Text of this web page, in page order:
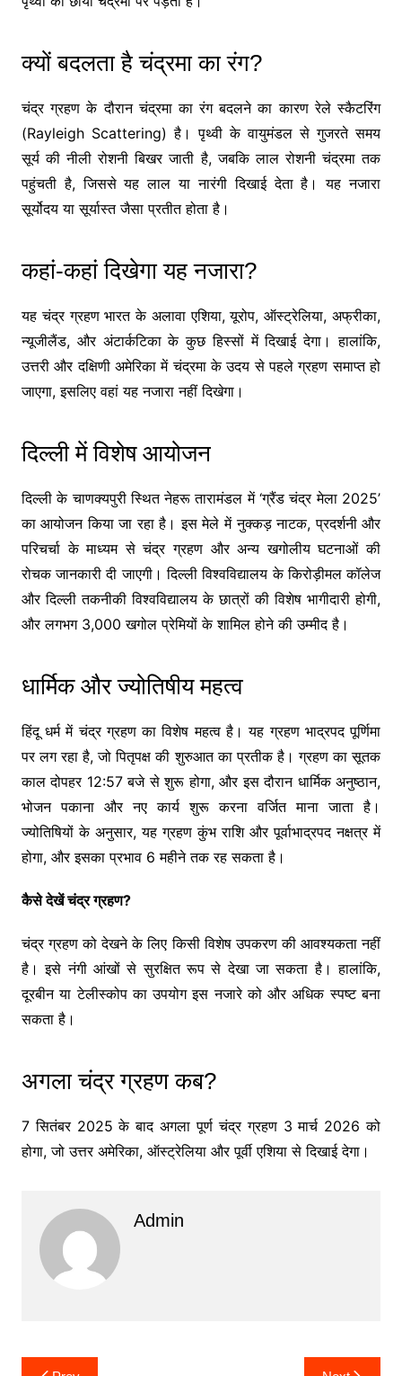
क्यों बदलता है चंद्रमा का रंग?
चंद्र ग्रहण के दौरान चंद्रमा का रंग बदलने का कारण रेले स्कैटरिंग
(Rayleigh Scattering) है। पृथ्वी के वायुमंडल से गुजरते समय
सूर्य की नीली रोशनी बिखर जाती है, जबकि लाल रोशनी चंद्रमा तक
पहुंचती है, जिससे यह लाल या नारंगी दिखाई देता है। यह नजारा
सूर्योदय या सूर्यास्त जैसा प्रतीत होता है।
कहां-कहां दिखेगा यह नजारा?
यह चंद्र ग्रहण भारत के अलावा एशिया, यूरोप, ऑस्ट्रेलिया, अफ्रीका,
न्यूजीलैंड, और अंटार्कटिका के कुछ हिस्सों में दिखाई देगा। हालांकि,
उत्तरी और दक्षिणी अमेरिका में चंद्रमा के उदय से पहले ग्रहण समाप्त हो
जाएगा, इसलिए वहां यह नजारा नहीं दिखेगा।
दिल्ली में विशेष आयोजन
दिल्ली के चाणक्यपुरी स्थित नेहरू तारामंडल में ‘ग्रैंड चंद्र मेला 2025’
का आयोजन किया जा रहा है। इस मेले में नुक्कड़ नाटक, प्रदर्शनी और
परिचर्चा के माध्यम से चंद्र ग्रहण और अन्य खगोलीय घटनाओं की
रोचक जानकारी दी जाएगी। दिल्ली विश्वविद्यालय के किरोड़ीमल कॉलेज
और दिल्ली तकनीकी विश्वविद्यालय के छात्रों की विशेष भागीदारी होगी,
और लगभग 3,000 खगोल प्रेमियों के शामिल होने की उम्मीद है।
धार्मिक और ज्योतिषीय महत्व
हिंदू धर्म में चंद्र ग्रहण का विशेष महत्व है। यह ग्रहण भाद्रपद पूर्णिमा
पर लग रहा है, जो पितृपक्ष की शुरुआत का प्रतीक है। ग्रहण का सूतक
काल दोपहर 12:57 बजे से शुरू होगा, और इस दौरान धार्मिक अनुष्ठान,
भोजन पकाना और नए कार्य शुरू करना वर्जित माना जाता है।
ज्योतिषियों के अनुसार, यह ग्रहण कुंभ राशि और पूर्वाभाद्रपद नक्षत्र में
होगा, और इसका प्रभाव 6 महीने तक रह सकता है।
कैसे देखें चंद्र ग्रहण?
चंद्र ग्रहण को देखने के लिए किसी विशेष उपकरण की आवश्यकता नहीं
है। इसे नंगी आंखों से सुरक्षित रूप से देखा जा सकता है। हालांकि,
दूरबीन या टेलीस्कोप का उपयोग इस नजारे को और अधिक स्पष्ट बना
सकता है।
अगला चंद्र ग्रहण कब?
7 सितंबर 2025 के बाद अगला पूर्ण चंद्र ग्रहण 3 मार्च 2026 को
होगा, जो उत्तर अमेरिका, ऑस्ट्रेलिया और पूर्वी एशिया से दिखाई देगा।
Admin
Post